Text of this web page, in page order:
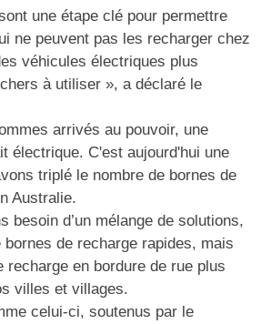
une étape clé pour permettre
ne peuvent pas les recharger chez
véhicules électriques plus
à utiliser », a déclaré le
arrivés au pouvoir, une
électrique. C'est aujourd'hui une
triplé le nombre de bornes de
Australie.
besoin d’un mélange de solutions,
bornes de recharge rapides, mais
recharge en bordure de rue plus
villes et villages.
celui-ci, soutenus par le